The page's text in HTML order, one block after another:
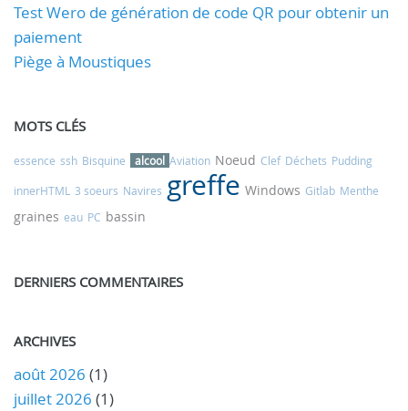
Test Wero de génération de code QR pour obtenir un
paiement
Piège à Moustiques
MOTS CLÉS
essence ssh Bisquine alcool Aviation Noeud Clef Déchets Pudding
innerHTML 3 soeurs Navires greffe Windows Gitlab Menthe
graines eau PC bassin
DERNIERS COMMENTAIRES
ARCHIVES
août 2026 (1)
juillet 2026 (1)